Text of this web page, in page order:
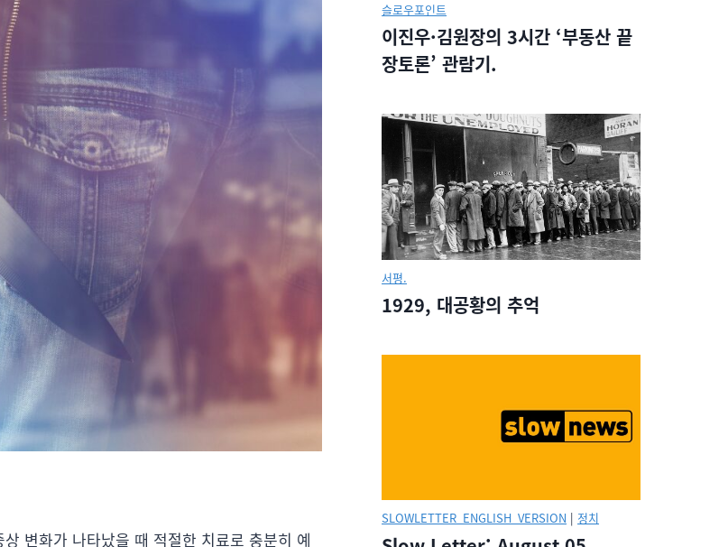
상 변화가 나타났을 때 적절한 치료로 충분히 예
슬로우포인트
이진우·김원장의 3시간 ‘부동산 끝
장토론’ 관람기.
서평.
1929, 대공황의 추억
SLOWLETTER_ENGLISH_VERSION | 정치